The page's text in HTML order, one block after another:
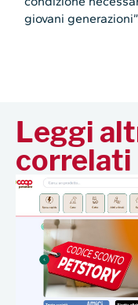
giovani
Leggi
correlati